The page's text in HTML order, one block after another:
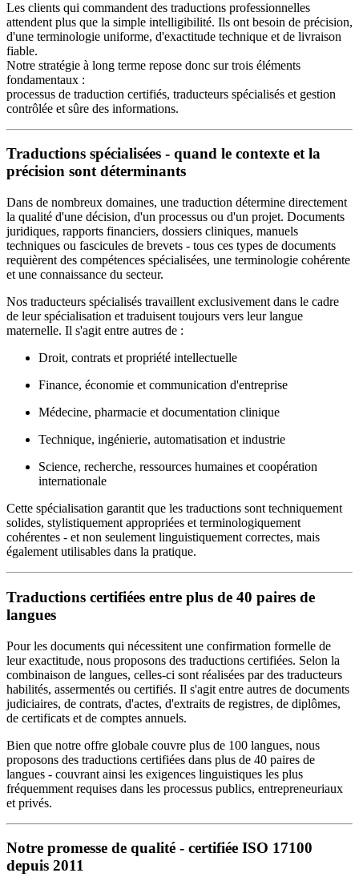
Les clients qui commandent des traductions professionnelles
attendent plus que la simple intelligibilité. Ils ont besoin de précision,
d'une terminologie uniforme, d'exactitude technique et de livraison
fiable.
Notre stratégie à long terme repose donc sur trois éléments
fondamentaux :
processus de traduction certifiés, traducteurs spécialisés et gestion
contrôlée et sûre des informations.
Traductions spécialisées - quand le contexte et la
précision sont déterminants
Dans de nombreux domaines, une traduction détermine directement
la qualité d'une décision, d'un processus ou d'un projet. Documents
juridiques, rapports financiers, dossiers cliniques, manuels
techniques ou fascicules de brevets - tous ces types de documents
requièrent des compétences spécialisées, une terminologie cohérente
et une connaissance du secteur.
Nos traducteurs spécialisés travaillent exclusivement dans le cadre
de leur spécialisation et traduisent toujours vers leur langue
maternelle. Il s'agit entre autres de :
Droit, contrats et propriété intellectuelle
Finance, économie et communication d'entreprise
Médecine, pharmacie et documentation clinique
Technique, ingénierie, automatisation et industrie
Science, recherche, ressources humaines et coopération
internationale
Cette spécialisation garantit que les traductions sont techniquement
solides, stylistiquement appropriées et terminologiquement
cohérentes - et non seulement linguistiquement correctes, mais
également utilisables dans la pratique.
Traductions certifiées entre plus de 40 paires de
langues
Pour les documents qui nécessitent une confirmation formelle de
leur exactitude, nous proposons des traductions certifiées. Selon la
combinaison de langues, celles-ci sont réalisées par des traducteurs
habilités, assermentés ou certifiés. Il s'agit entre autres de documents
judiciaires, de contrats, d'actes, d'extraits de registres, de diplômes,
de certificats et de comptes annuels.
Bien que notre offre globale couvre plus de 100 langues, nous
proposons des traductions certifiées dans plus de 40 paires de
langues - couvrant ainsi les exigences linguistiques les plus
fréquemment requises dans les processus publics, entrepreneuriaux
et privés.
Notre promesse de qualité - certifiée ISO 17100
depuis 2011